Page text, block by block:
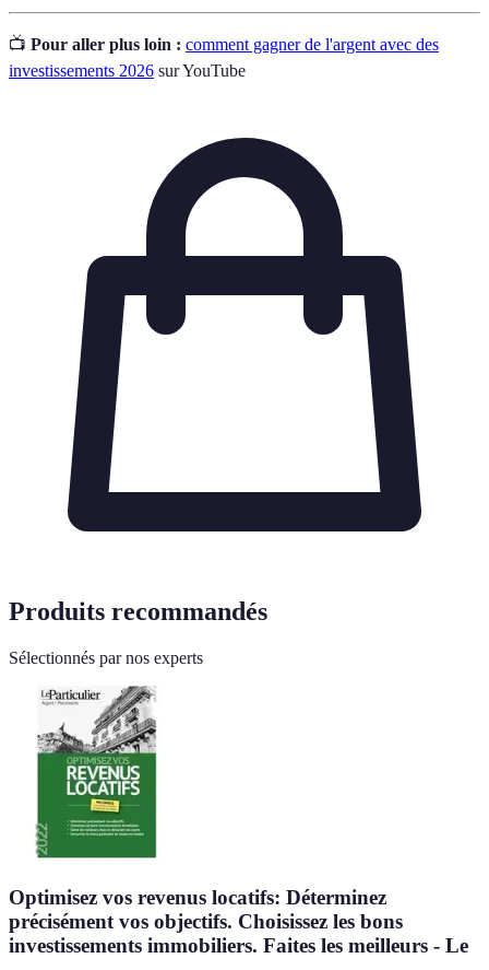
📺 Pour aller plus loin : comment gagner de l'argent avec des
investissements 2026 sur YouTube
Produits recommandés
Sélectionnés par nos experts
Optimisez vos revenus locatifs: Déterminez
précisément vos objectifs. Choisissez les bons
investissements immobiliers. Faites les meilleurs - Le